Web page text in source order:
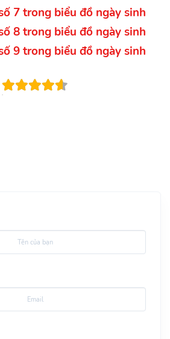
7 trong biểu đồ ngày sinh
8 trong biểu đồ ngày sinh
9 trong biểu đồ ngày sinh